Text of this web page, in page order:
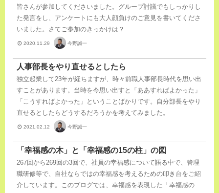
皆さんが参加してくださいました。グループ討議でもしっかりし
た発言をし、アンケートにも大人顔負けのご意見を書いてくださ
いました。さてご参加のきっかけは？
2020.11.29 今野誠一
人事部長をやり直せるとしたら
独立起業して23年が経ちますが、時々前職人事部長時代を思い出
すことがあります。当時を今思い出すと「ああすればよかった」
「こうすればよかった」ということばかりです。自分部長をやり
直せるとしたらどうするだろうかを考えてみました。
2021.02.12 今野誠一
「幸福感の木」と「幸福感の15の柱」の図
267回から269回の3回で、社員の幸福感について語る中で、管理
職研修等で、自社ならではの幸福感を考えるための叩き台をご紹
介しています。このブログでは、幸福感を表現した「幸福感の